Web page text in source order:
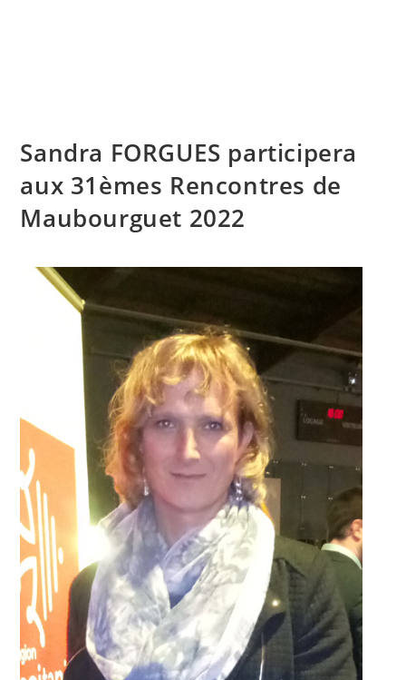
Sandra FORGUES participera
aux 31èmes Rencontres de
Maubourguet 2022